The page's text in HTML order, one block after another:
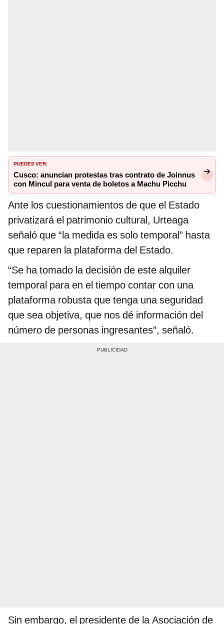
PUEDES VER:
Cusco: anuncian protestas tras contrato de Joinnus
con Mincul para venta de boletos a Machu Picchu
Ante los cuestionamientos de que el Estado
privatizará el patrimonio cultural, Urteaga
señaló que “la medida es solo temporal” hasta
que reparen la plataforma del Estado.
“Se ha tomado la decisión de este alquiler
temporal para en el tiempo contar con una
plataforma robusta que tenga una seguridad
que sea objetiva, que nos dé información del
número de personas ingresantes”, señaló.
Sin embargo, el presidente de la Asociación de